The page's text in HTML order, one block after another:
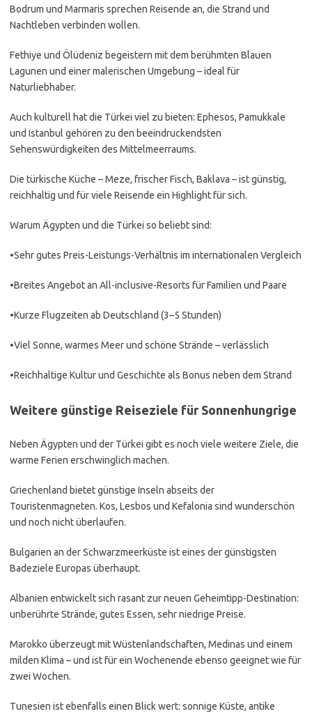
Bodrum und Marmaris sprechen Reisende an, die Strand und
Nachtleben verbinden wollen.
Fethiye und Ölüdeniz begeistern mit dem berühmten Blauen
Lagunen und einer malerischen Umgebung – ideal für
Naturliebhaber.
Auch kulturell hat die Türkei viel zu bieten: Ephesos, Pamukkale
und Istanbul gehören zu den beeindruckendsten
Sehenswürdigkeiten des Mittelmeerraums.
Die türkische Küche – Meze, frischer Fisch, Baklava – ist günstig,
reichhaltig und für viele Reisende ein Highlight für sich.
Warum Ägypten und die Türkei so beliebt sind:
•Sehr gutes Preis-Leistungs-Verhältnis im internationalen Vergleich
•Breites Angebot an All-inclusive-Resorts für Familien und Paare
•Kurze Flugzeiten ab Deutschland (3–5 Stunden)
•Viel Sonne, warmes Meer und schöne Strände – verlässlich
•Reichhaltige Kultur und Geschichte als Bonus neben dem Strand
Weitere günstige Reiseziele für Sonnenhungrige
Neben Ägypten und der Türkei gibt es noch viele weitere Ziele, die
warme Ferien erschwinglich machen.
Griechenland bietet günstige Inseln abseits der
Touristenmagneten. Kos, Lesbos und Kefalonia sind wunderschön
und noch nicht überlaufen.
Bulgarien an der Schwarzmeerküste ist eines der günstigsten
Badeziele Europas überhaupt.
Albanien entwickelt sich rasant zur neuen Geheimtipp-Destination:
unberührte Strände, gutes Essen, sehr niedrige Preise.
Marokko überzeugt mit Wüstenlandschaften, Medinas und einem
milden Klima – und ist für ein Wochenende ebenso geeignet wie für
zwei Wochen.
Tunesien ist ebenfalls einen Blick wert: sonnige Küste, antike